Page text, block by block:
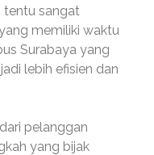
tentu sangat
memiliki waktu
Surabaya yang
lebih efisien dan
pelanggan
yang bijak